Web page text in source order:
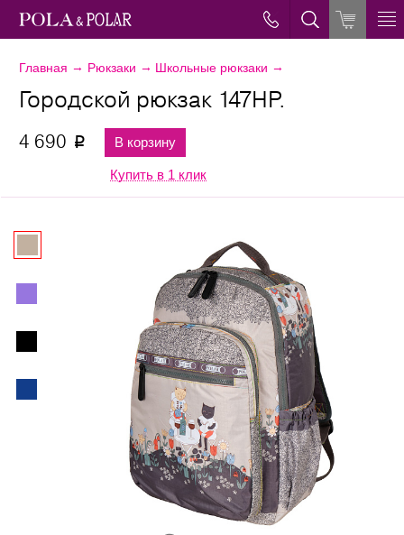
Главная → Рюкзаки → Школьные рюкзаки →
Городской рюкзак 147НР.
4 690 p В корзину
Купить в 1 клик